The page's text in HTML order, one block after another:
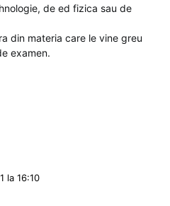
de ed fizica sau de
din materia care le vine greu
examen.
la 16:10